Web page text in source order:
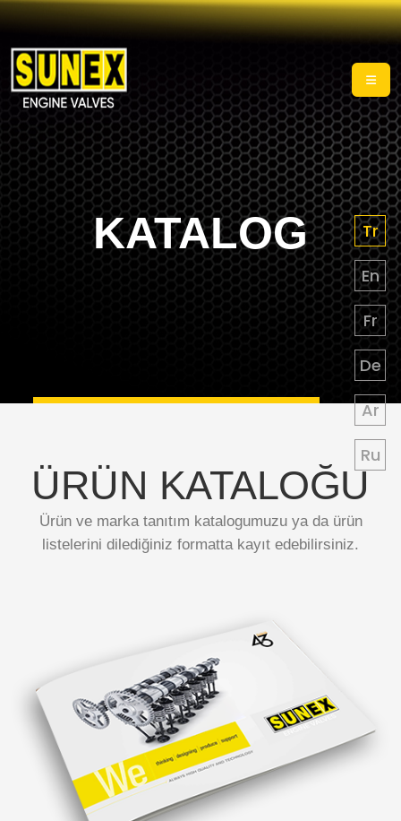
Tr
En
Fr
De
Ar
Ru
KATALOG
ÜRÜN KATALOĞU
Ürün ve marka tanıtım katalogumuzu ya da ürün
listelerini dilediğiniz formatta kayıt edebilirsiniz.